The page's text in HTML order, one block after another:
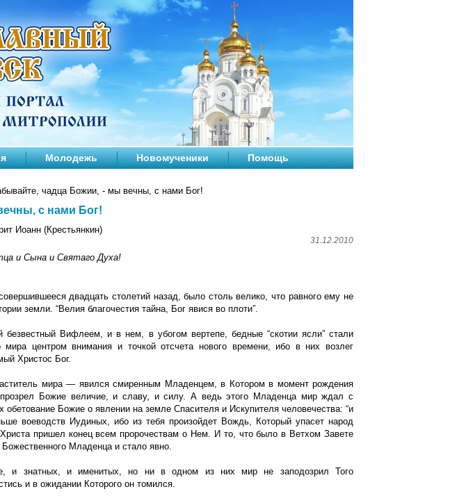
Молодежь Новомученики Помощь
чадца Божии, - мы вечны, с нами Бог!
с нами Бог!
Иоанн (Крестьянкин)
31.12.2010
и Сына и Святаго Духа!
двадцать столетий назад, было столь велико, что равного ему не
земли. “Велия благочестия тайна, Бог явися во плоти”.
безвестный Вифлеем, и в нем, в убогом вертепе, бедные “скотии ясли” стали
мира центром внимания и точкой отсчета нового времени, ибо в них возлег
Христос Бог.
мира — явился смиренным Младенцем, в Котором в момент рождения
Божие величие, и славу, и силу. А ведь этого Младенца мир ждал с
обетование Божие о явлении на земле Спасителя и Искупителя человечества: “и
воеводств Иудиных, ибо из тебя произойдет Вождь, Который упасет народ
пришел конец всем пророчествам о Нем. И то, что было в Ветхом Завете
Младенца и стало явно.
и знатных, и именитых, но ни в одном из них мир не заподозрил Того
и в ожидании Которого он томился.